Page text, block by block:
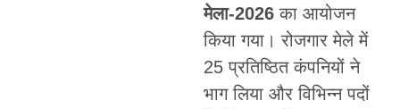
मेला-2026का आयोजन
किया गया। रोजगार मेले में
25 प्रतिष्ठित कंपनियों ने
भाग लिया और विभिन्न पदों